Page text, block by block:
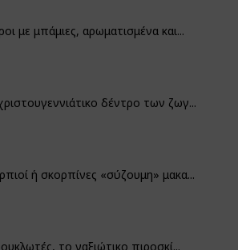
με μπάμιες, αρωματισμένα και...
δέντρο των ζωγ...
ή σκορπίνες «σύζουμη» μακα...
το ναξιώτικο πιροσκί...